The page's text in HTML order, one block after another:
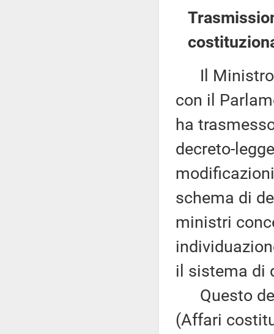
Il Ministro
con il
ha
decreto-
schema di
ministri
il sistema di
Questo
(Affari